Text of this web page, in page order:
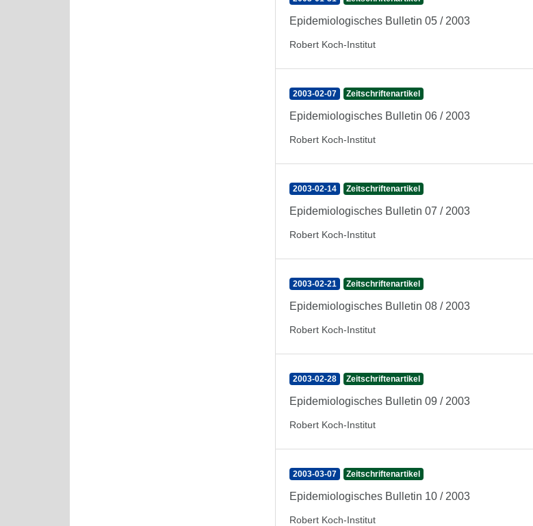
Epidemiologisches Bulletin 05 / 2003
Robert Koch-Institut
2003-02-07 Zeitschriftenartikel
Epidemiologisches Bulletin 06 / 2003
Robert Koch-Institut
2003-02-14 Zeitschriftenartikel
Epidemiologisches Bulletin 07 / 2003
Robert Koch-Institut
2003-02-21 Zeitschriftenartikel
Epidemiologisches Bulletin 08 / 2003
Robert Koch-Institut
2003-02-28 Zeitschriftenartikel
Epidemiologisches Bulletin 09 / 2003
Robert Koch-Institut
2003-03-07 Zeitschriftenartikel
Epidemiologisches Bulletin 10 / 2003
Robert Koch-Institut